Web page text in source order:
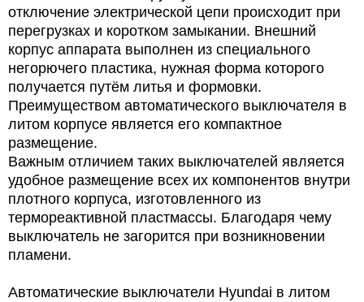
отключение электрической цепи происходит при
перегрузках и коротком замыкании. Внешний
корпус аппарата выполнен из специального
негорючего пластика, нужная форма которого
получается путём литья и формовки.
Преимуществом автоматического выключателя в
литом корпусе является его компактное
размещение.
Важным отличием таких выключателей является
удобное размещение всех их компонентов внутри
плотного корпуса, изготовленного из
термореактивной пластмассы. Благодаря чему
выключатель не загорится при возникновении
пламени.
Автоматические выключатели Hyundai в литом